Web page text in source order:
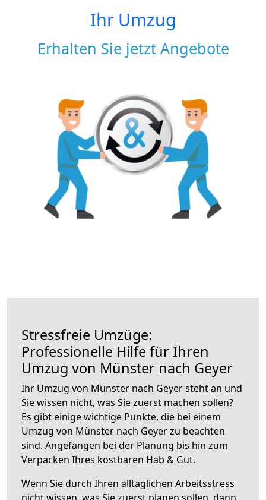
Ihr Umzug
Erhalten Sie jetzt Angebote
Stressfreie Umzüge:
Professionelle Hilfe für Ihren
Umzug von Münster nach Geyer
Ihr Umzug von Münster nach Geyer steht an und
Sie wissen nicht, was Sie zuerst machen sollen?
Es gibt einige wichtige Punkte, die bei einem
Umzug von Münster nach Geyer zu beachten
sind. Angefangen bei der Planung bis hin zum
Verpacken Ihres kostbaren Hab & Gut.
Wenn Sie durch Ihren alltäglichen Arbeitsstress